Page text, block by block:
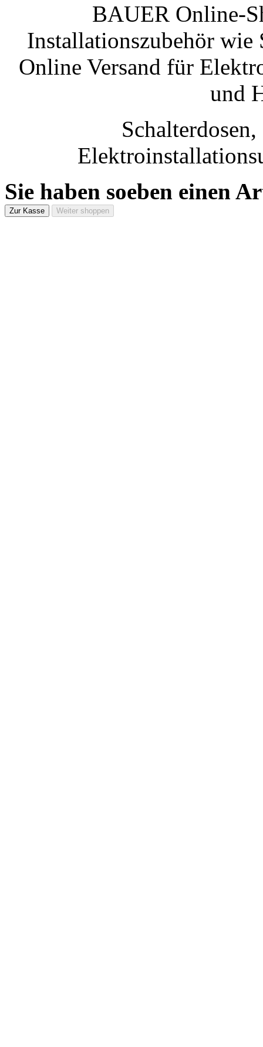
BAUER Online-
Installationszubehör wie
Online Versand für
und
Sie haben soeben einen